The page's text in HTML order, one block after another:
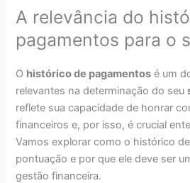
A relevância do
pagamentos para o
O histórico de pagamentos é um
relevantes na determinação do seu
reflete sua capacidade de honrar
financeiros e, por isso, é crucial
Vamos explorar como o histórico
pontuação e por que ele deve ser
gestão financeira.